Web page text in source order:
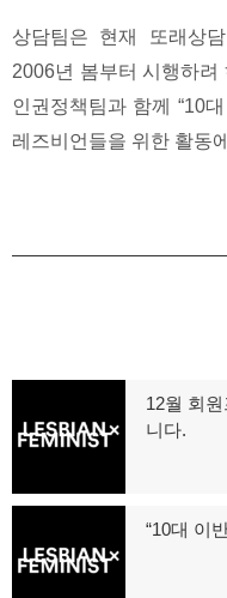
상담팀은 현재 또래상
2006년 봄부터 시행하려
인권정책팀과 함께 “10
레즈비언들을 위한 활동
탐
색
전
12월 회
니다.
음
“10대 이